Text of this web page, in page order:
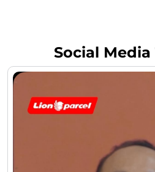
Social